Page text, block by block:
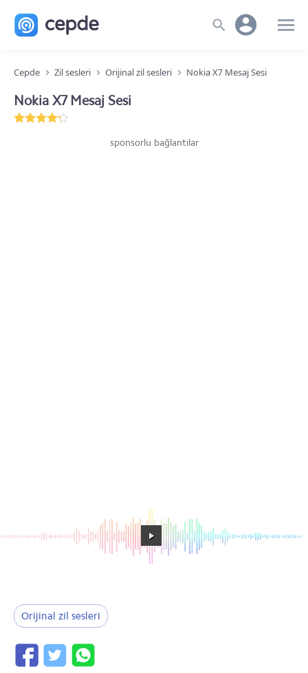
Cepde Zil sesleri Orijinal zil sesleri Nokia X7 Mesaj Sesi
Nokia X7 Mesaj Sesi
sponsorlu bağlantılar
Orijinal zil sesleri